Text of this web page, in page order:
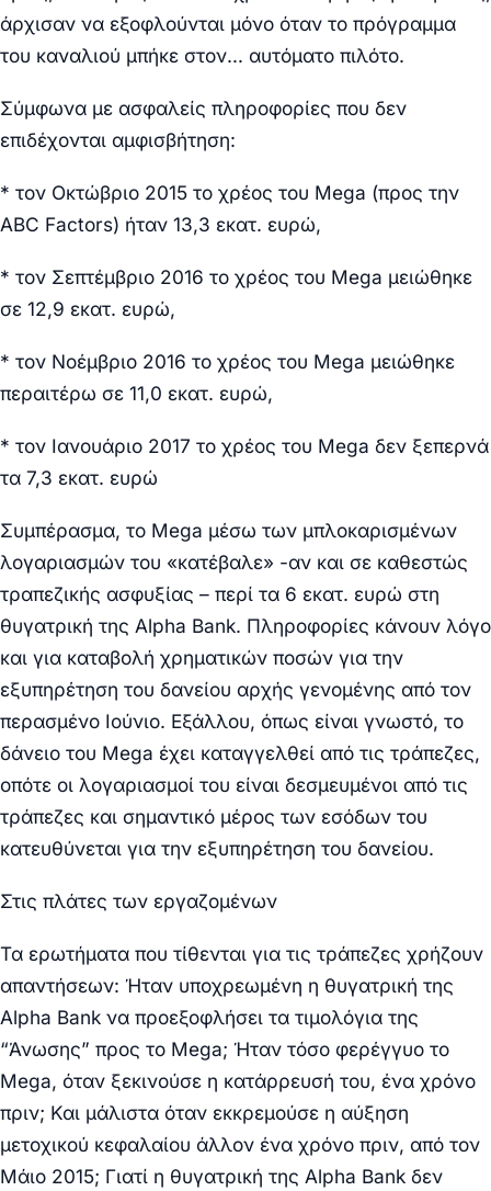
άρχισαν να εξοφλούνται μόνο όταν το πρόγραμμα
του καναλιού μπήκε στον… αυτόματο πιλότο.
Σύμφωνα με ασφαλείς πληροφορίες που δεν
επιδέχονται αμφισβήτηση:
* τον Οκτώβριο 2015 το χρέος του Mega (προς την
ABC Factors) ήταν 13,3 εκατ. ευρώ,
* τον Σεπτέμβριο 2016 το χρέος του Mega μειώθηκε
σε 12,9 εκατ. ευρώ,
* τον Νοέμβριο 2016 το χρέος του Mega μειώθηκε
περαιτέρω σε 11,0 εκατ. ευρώ,
* τον Ιανουάριο 2017 το χρέος του Mega δεν ξεπερνά
τα 7,3 εκατ. ευρώ
Συμπέρασμα, το Mega μέσω των μπλοκαρισμένων
λογαριασμών του «κατέβαλε» -αν και σε καθεστώς
τραπεζικής ασφυξίας – περί τα 6 εκατ. ευρώ στη
θυγατρική της Alpha Bank. Πληροφορίες κάνουν λόγο
και για καταβολή χρηματικών ποσών για την
εξυπηρέτηση του δανείου αρχής γενομένης από τον
περασμένο Ιούνιο. Εξάλλου, όπως είναι γνωστό, το
δάνειο του Mega έχει καταγγελθεί από τις τράπεζες,
οπότε οι λογαριασμοί του είναι δεσμευμένοι από τις
τράπεζες και σημαντικό μέρος των εσόδων του
κατευθύνεται για την εξυπηρέτηση του δανείου.
Στις πλάτες των εργαζομένων
Τα ερωτήματα που τίθενται για τις τράπεζες χρήζουν
απαντήσεων: Ήταν υποχρεωμένη η θυγατρική της
Alpha Bank να προεξοφλήσει τα τιμολόγια της
“Άνωσης” προς το Mega; Ήταν τόσο φερέγγυο το
Mega, όταν ξεκινούσε η κατάρρευσή του, ένα χρόνο
πριν; Και μάλιστα όταν εκκρεμούσε η αύξηση
μετοχικού κεφαλαίου άλλον ένα χρόνο πριν, από τον
Μάιο 2015; Γιατί η θυγατρική της Alpha Bank δεν